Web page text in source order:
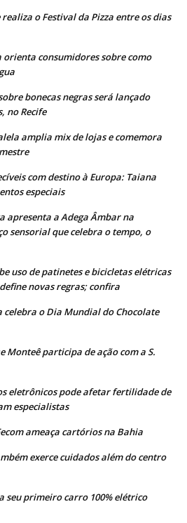
realiza o Festival da Pizza entre os dias
orienta consumidores sobre como
bonecas negras será lançado
no Recife
amplia mix de lojas e comemora
com destino à Europa: Taiana
especiais
apresenta a Adega Âmbar na
sensorial que celebra o tempo, o
uso de patinetes e bicicletas elétricas
novas regras; confira
celebra o Dia Mundial do Chocolate
Monteê participa de ação com a S.
eletrônicos pode afetar fertilidade de
especialistas
ameaça cartórios na Bahia
exerce cuidados além do centro
seu primeiro carro 100% elétrico